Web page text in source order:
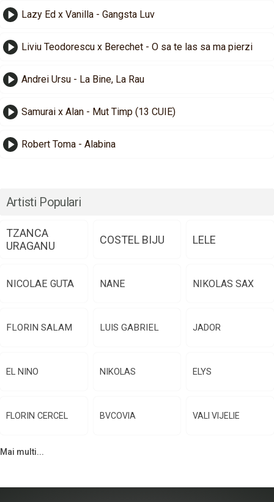
Lazy Ed x Vanilla - Gangsta Luv
Liviu Teodorescu x Berechet - O sa te las sa ma pierzi
Andrei Ursu - La Bine, La Rau
Samurai x Alan - Mut Timp (13 CUIE)
Robert Toma - Alabina
Artisti Populari
TZANCA
URAGANU
COSTEL BIJU LELE
NICOLAE GUTA NANE NIKOLAS SAX
FLORIN SALAM LUIS GABRIEL JADOR
EL NINO NIKOLAS ELYS
FLORIN CERCEL BVCOVIA VALI VIJELIE
Mai multi...